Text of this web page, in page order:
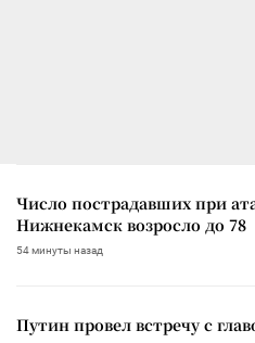
Число пострадавших при
Нижнекамск возросло до 78
54 минуты назад
Путин провел встречу с